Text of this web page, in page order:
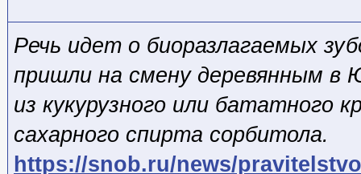
Речь идет о биоразлагаемых
пришли на смену деревянным
из кукурузного или бататного
сахарного спирта сорбитола.
https://snob.ru/news/